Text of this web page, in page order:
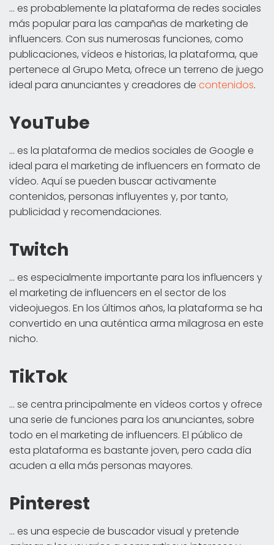
... es probablemente la plataforma de redes sociales
más popular para las campañas de marketing de
influencers. Con sus numerosas funciones, como
publicaciones, vídeos e historias, la plataforma, que
pertenece al Grupo Meta, ofrece un terreno de juego
ideal para anunciantes y creadores de contenidos.
YouTube
... es la plataforma de medios sociales de Google e
ideal para el marketing de influencers en formato de
vídeo. Aquí se pueden buscar activamente
contenidos, personas influyentes y, por tanto,
publicidad y recomendaciones.
Twitch
... es especialmente importante para los influencers y
el marketing de influencers en el sector de los
videojuegos. En los últimos años, la plataforma se ha
convertido en una auténtica arma milagrosa en este
nicho.
TikTok
... se centra principalmente en vídeos cortos y ofrece
una serie de funciones para los anunciantes, sobre
todo en el marketing de influencers. El público de
esta plataforma es bastante joven, pero cada día
acuden a ella más personas mayores.
Pinterest
... es una especie de buscador visual y pretende